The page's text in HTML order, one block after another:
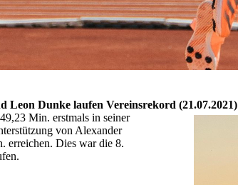
Leon Dunke laufen Vereinsrekord (21.07.2021)
Min. erstmals in seiner
von Alexander
erreichen. Dies war die 8.